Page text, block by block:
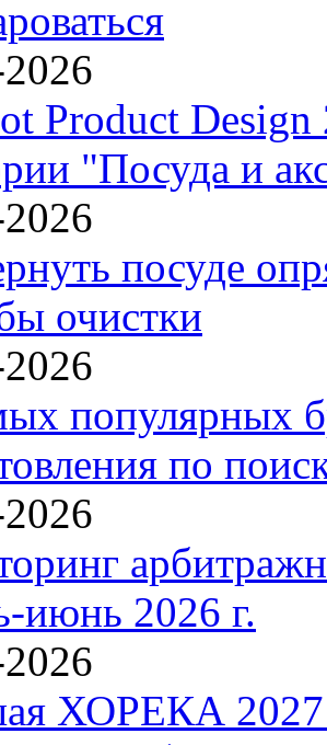
Product Design
"Посуда и
посуде
очистки
популярных
по
июнь 2026 г.
ХОРЕКА 2027: